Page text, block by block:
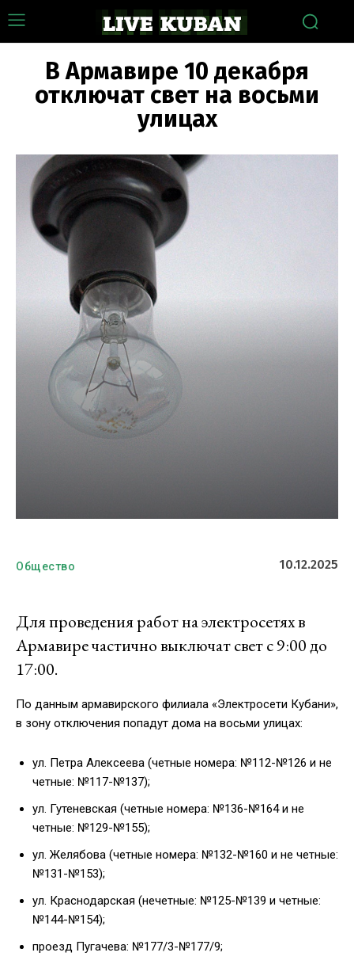
В Армавире 10 декабря
отключат свет на восьми
улицах
Общество 10.12.2025
Для проведения работ на электросетях в
Армавире частично выключат свет с 9:00 до
17:00.
По данным армавирского филиала «Электросети Кубани»,
в зону отключения попадут дома на восьми улицах:
ул. Петра Алексеева (четные номера: №112-№126 и не
четные: №117-№137);
ул. Гутеневская (четные номера: №136-№164 и не
четные: №129-№155);
ул. Желябова (четные номера: №132-№160 и не четные:
№131-№153);
ул. Краснодарская (нечетные: №125-№139 и четные:
№144-№154);
проезд Пугачева: №177/3-№177/9;